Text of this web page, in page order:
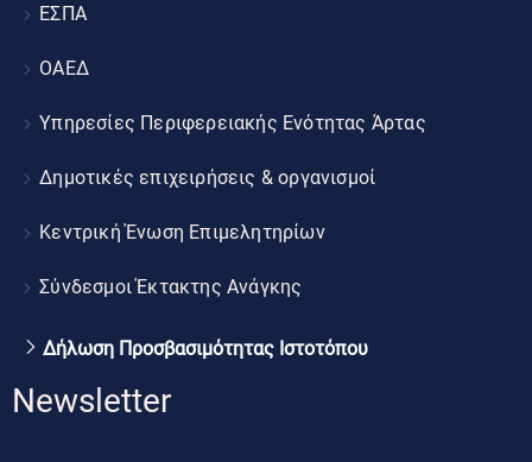
ΕΣΠΑ
ΟΑΕΔ
Υπηρεσίες Περιφερειακής Ενότητας Άρτας
Δημοτικές επιχειρήσεις & οργανισμοί
Κεντρική Ένωση Επιμελητηρίων
Σύνδεσμοι Έκτακτης Ανάγκης
Δήλωση Προσβασιμότητας Ιστοτόπου
Newsletter